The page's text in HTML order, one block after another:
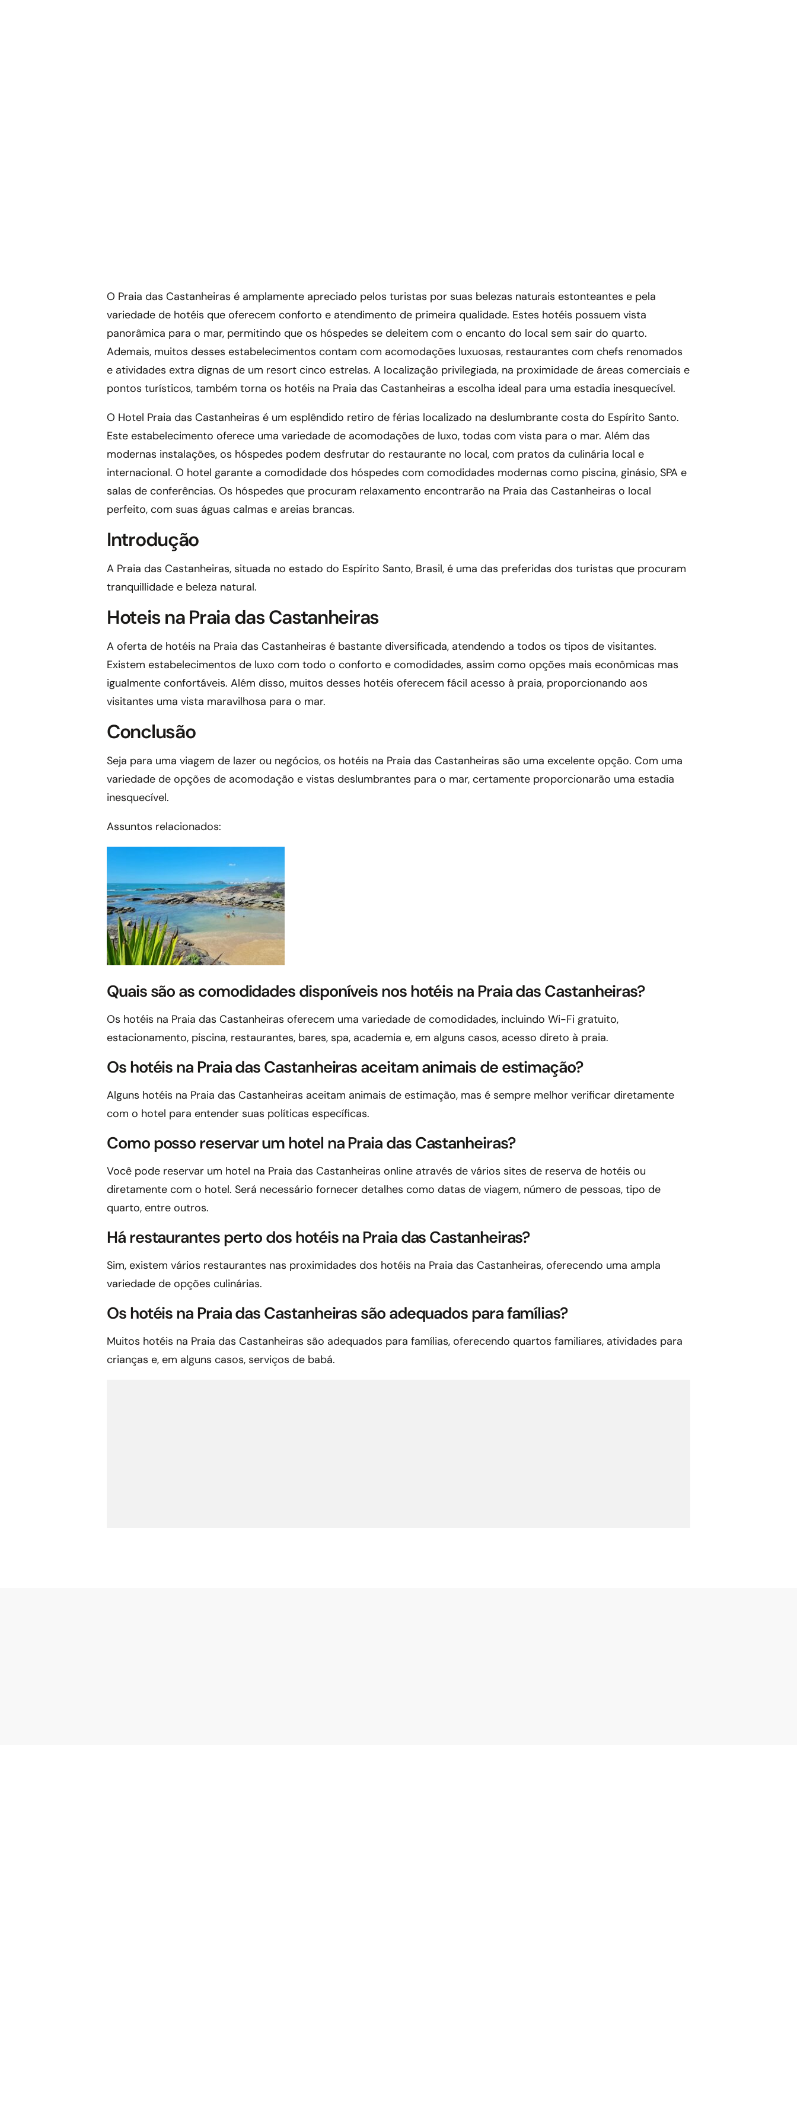
O Praia das Castanheiras é amplamente apreciado pelos turistas por suas belezas naturais estonteantes e pela
variedade de hotéis que oferecem conforto e atendimento de primeira qualidade. Estes hotéis possuem vista
panorâmica para o mar, permitindo que os hóspedes se deleitem com o encanto do local sem sair do quarto.
Ademais, muitos desses estabelecimentos contam com acomodações luxuosas, restaurantes com chefs renomados
e atividades extra dignas de um resort cinco estrelas. A localização privilegiada, na proximidade de áreas comerciais e
pontos turísticos, também torna os hotéis na Praia das Castanheiras a escolha ideal para uma estadia inesquecível.
O Hotel Praia das Castanheiras é um esplêndido retiro de férias localizado na deslumbrante costa do Espírito Santo.
Este estabelecimento oferece uma variedade de acomodações de luxo, todas com vista para o mar. Além das
modernas instalações, os hóspedes podem desfrutar do restaurante no local, com pratos da culinária local e
internacional. O hotel garante a comodidade dos hóspedes com comodidades modernas como piscina, ginásio, SPA e
salas de conferências. Os hóspedes que procuram relaxamento encontrarão na Praia das Castanheiras o local
perfeito, com suas águas calmas e areias brancas.
Introdução
A Praia das Castanheiras, situada no estado do Espírito Santo, Brasil, é uma das preferidas dos turistas que procuram
tranquillidade e beleza natural.
Hoteis na Praia das Castanheiras
A oferta de hotéis na Praia das Castanheiras é bastante diversificada, atendendo a todos os tipos de visitantes.
Existem estabelecimentos de luxo com todo o conforto e comodidades, assim como opções mais econômicas mas
igualmente confortáveis. Além disso, muitos desses hotéis oferecem fácil acesso à praia, proporcionando aos
visitantes uma vista maravilhosa para o mar.
Conclusão
Seja para uma viagem de lazer ou negócios, os hotéis na Praia das Castanheiras são uma excelente opção. Com uma
variedade de opções de acomodação e vistas deslumbrantes para o mar, certamente proporcionarão uma estadia
inesquecível.
Assuntos relacionados:
Quais são as comodidades disponíveis nos hotéis na Praia das Castanheiras?
Os hotéis na Praia das Castanheiras oferecem uma variedade de comodidades, incluindo Wi-Fi gratuito,
estacionamento, piscina, restaurantes, bares, spa, academia e, em alguns casos, acesso direto à praia.
Os hotéis na Praia das Castanheiras aceitam animais de estimação?
Alguns hotéis na Praia das Castanheiras aceitam animais de estimação, mas é sempre melhor verificar diretamente
com o hotel para entender suas políticas específicas.
Como posso reservar um hotel na Praia das Castanheiras?
Você pode reservar um hotel na Praia das Castanheiras online através de vários sites de reserva de hotéis ou
diretamente com o hotel. Será necessário fornecer detalhes como datas de viagem, número de pessoas, tipo de
quarto, entre outros.
Há restaurantes perto dos hotéis na Praia das Castanheiras?
Sim, existem vários restaurantes nas proximidades dos hotéis na Praia das Castanheiras, oferecendo uma ampla
variedade de opções culinárias.
Os hotéis na Praia das Castanheiras são adequados para famílias?
Muitos hotéis na Praia das Castanheiras são adequados para famílias, oferecendo quartos familiares, atividades para
crianças e, em alguns casos, serviços de babá.